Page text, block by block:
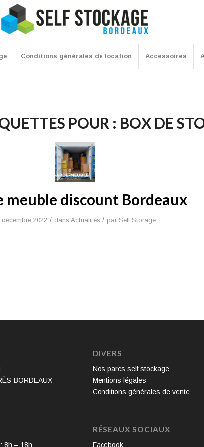
Conditions générales de location Accessoires
POUR : BOX DE
meuble discount Bordeaux
décembre 2022 / dans Actualités / par Self Storage
BORDEAUX
8h – 18h
DIVERS
Nos parcs self stockage
Mentions légales
Conditions générales de vente
RÉSEAUX SOCIAUX
Facebook